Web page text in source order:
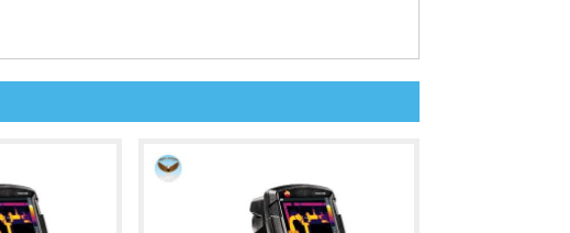
và tiện lợi.
dễ dàng quan sát và phân tích dữ liệu.